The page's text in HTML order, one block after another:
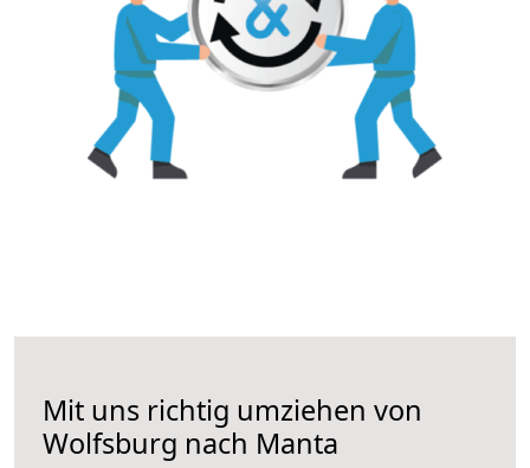
Mit uns richtig umziehen von
Wolfsburg nach Manta